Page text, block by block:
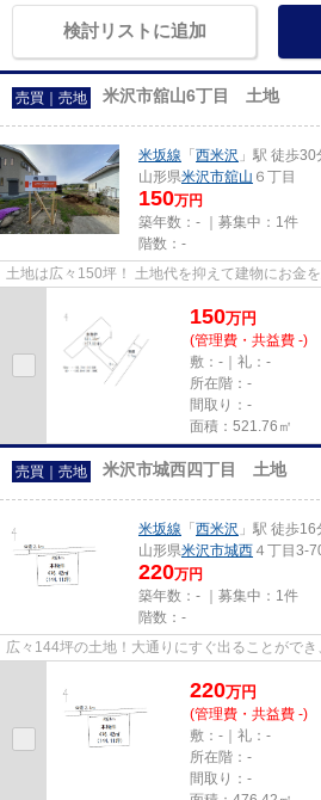
検討リストに追加
売買｜売地 米沢市舘山6丁目 土地
米坂線 「 西米沢 」駅 徒歩30
山形県米沢市舘山 ６丁目
150万円
築年数：- ｜募集中： 1件
階数：-
土地は広々150坪！ 土地代を抑えて建物にお金
150万円
(管理費・共益費 -)
敷：-｜礼：-
所在階：-
間取り：-
面積：521.76㎡
売買｜売地 米沢市城西四丁目 土地
米坂線 「 西米沢 」駅 徒歩16
山形県米沢市城西 ４丁目3-
220万円
築年数：- ｜募集中： 1件
階数：-
広々144坪の土地！大通りにすぐ出ることができ
220万円
(管理費・共益費 -)
敷：-｜礼：-
所在階：-
間取り：-